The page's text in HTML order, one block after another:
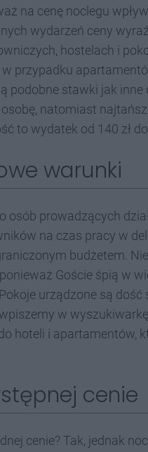
na cenę noclegu
wydarzeń ceny
hostelach i
przypadku
podobne stawki jak
natomiast
to wydatek od 140 zł do
warunki
osób prowadzących
na czas pracy w
budżetem.
Goście śpią w
urządzone są
w
hoteli i apartamentów,
cenie
cenie? Tak, jednak